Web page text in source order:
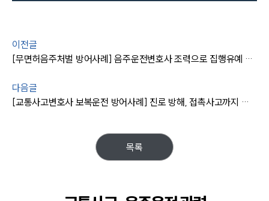
이전글
[무면허음주처벌 방어사례] 음주운전변호사 조력으로 집행유예 받아냄
다음글
[교통사고변호사 보복운전 방어사례] 진로 방해, 접촉사고까지 낸 피고인 벌금 20만 원 방어 성공
목록